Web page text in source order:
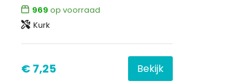
969 op voorraad
Kurk
€ 7,25 Bekijk